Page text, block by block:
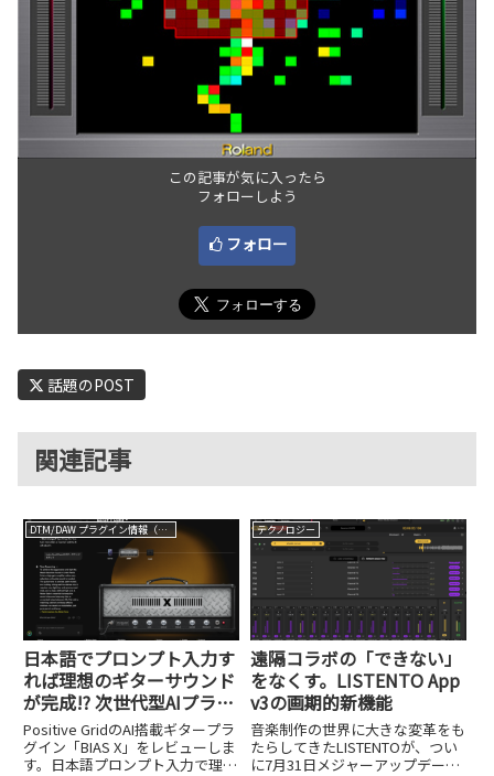
この記事が気に入ったら
フォローしよう
フォロー
話題のPOST
関連記事
DTM/DAW プラグイン情報（VST AU AAX）
日本語でプロンプト入力す
れば理想のギターサウンド
が完成!? 次世代型AIプラグ
イン、Positive Grid「BIAS
X」。3/31まで18,120円
Positive GridのAI搭載ギタープラ
グイン「BIAS X」をレビューしま
す。日本語プロンプト入力で理想
テクノロジー
遠隔コラボの「できない」
をなくす。LISTENTO App
v3の画期的新機能
音楽制作の世界に大きな変革をも
たらしてきたLISTENTOが、つい
に7月31日メジャーアップデート